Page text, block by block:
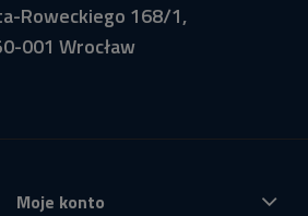
Roweckiego 168/1,
001 Wrocław
Moje konto